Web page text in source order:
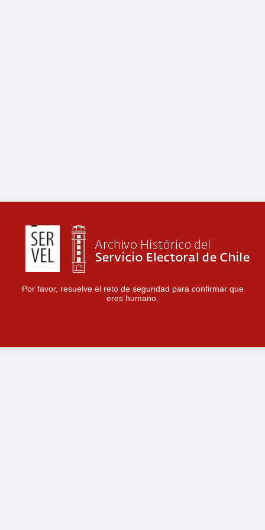
Por favor, resuelve el reto de seguridad para confirmar que
eres humano.